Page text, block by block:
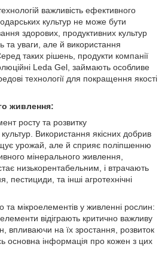
важливість ефективного
культур не може бути
здорових, продуктивних культур
та уваги, але й використання
таких рішень, продукти компанії
Leda Gel, займають особливе
технології для покращення якості
живлення:
росту та розвитку
культур. Використання якісних добрив
урожай, але й сприяє поліпшенню
мінерального живлення,
низькорентабельним, і втрачають
пестициди, та інші агротехнічні
та мікроелементів у живленні рослин:
відіграють критично важливу
впливаючи на їх зростання, розвиток
основна інформація про кожен з цих